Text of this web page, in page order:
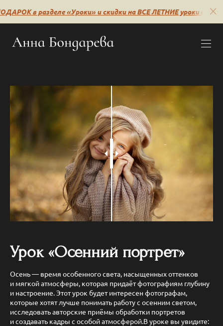
в разделе «Уроки» и скидки на ВСЕ ЛЕТНИЕ уроки🔥
Урок «Осенний портрет»
Осень — время особенного света, насыщенных оттенков
и мягкой атмосферы, которая придаёт фотографиям глубину
и настроение. Этот урок будет интересен фотографам,
которые хотят лучше понимать работу с осенним светом,
исследовать авторские приёмы обработки портретов
и создавать кадры с особой атмосферой.В уроке вы увидите: